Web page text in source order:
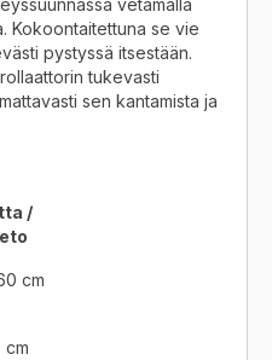
Kokoontaitettuna se vie
pystyssä itsestään.
tukevasti
sen kantamista ja
/
cm
cm